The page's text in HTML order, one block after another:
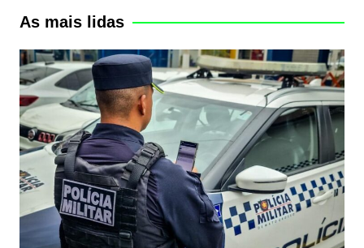
As mais lidas